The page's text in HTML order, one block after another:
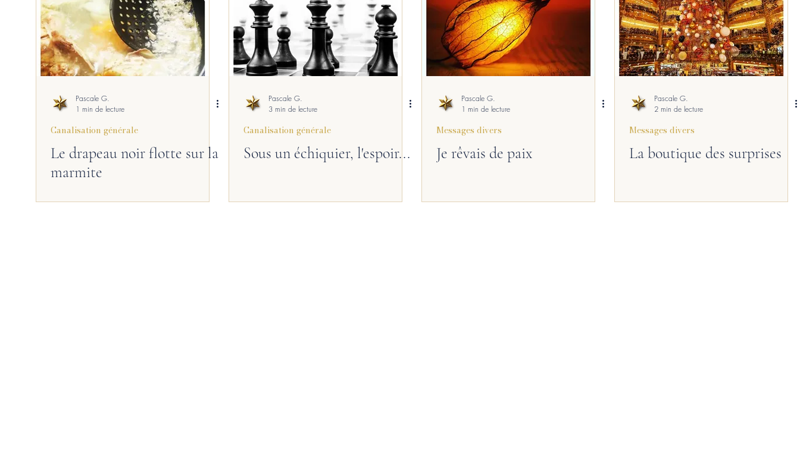
Pascale G.
1 min de lecture
Canalisation générale
Le drapeau noir flotte sur la
marmite
Pascale G.
3 min de lecture
Canalisation générale
Sous un échiquier, l'espoir...
Pascale G.
1 min de lecture
Messages divers
Je rêvais de paix
Pascale G.
2 min de lecture
Messages divers
La boutique des surprises